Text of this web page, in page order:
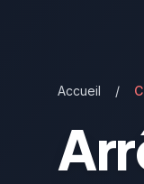
Accueil /